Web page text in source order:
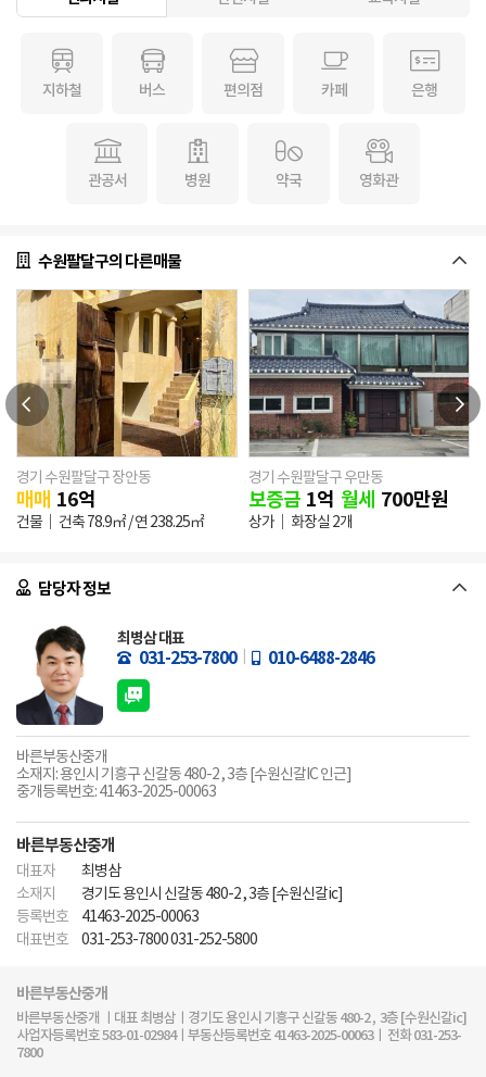
지하철 버스 편의점 카페 은행
관공서 병원 약국 영화관
수원팔달구의 다른매물
경기 수원팔달구 장안동
매매 16억
건물 건축78.9㎡/ 연 238.25㎡
경기 수원팔달구 우만동
보증금 1억 월세 700만원
상가 화장실 2개
담당자 정보
최병삼 대표
031-253-7800 010-6488-2846
바른부동산중개
소재지: 용인시 기흥구 신갈동 480-2 , 3층 [수원신갈IC 인근]
중개등록번호: 41463-2025-00063
바른부동산중개
대표자
최병삼
소재지
경기도 용인시 신갈동 480-2 , 3층 [수원신갈ic]
등록번호
41463-2025-00063
대표번호
031-253-7800 031-252-5800
바른부동산중개
바른부동산중개 ㅣ대표 최병삼ㅣ경기도 용인시 기흥구 신갈동 480-2 , 3층 [수원신갈ic]
사업자등록번호 583-01-02984ㅣ부동산등록번호 41463-2025-00063ㅣ 전화 031-253-
7800